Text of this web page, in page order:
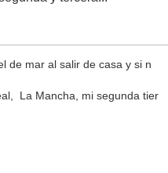
de mar al salir de casa y si n
La Mancha, mi segunda tier